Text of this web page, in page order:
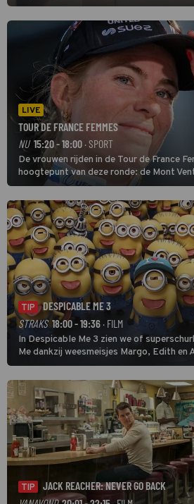
LIVE
TOUR DE FRANCE FEMMES
NU 15:20 - 18:00 · SPORT
De vrouwen rijden in de Tour de France
hoogtepunt van deze ronde: de Mont
finishten de vrouwen voor deze koers op
buitencategorie. De aanloop naar de
TIP
DESPICABLE ME 3
STRAKS 18:00 - 19:36· FILM
In Despicable Me 3 zien we of
Me dankzij weesmeisjes Margo, Edith en
het rechte pad maakte, ook op dat pad
TIP
JACK REACHER: NEVER GO BACK